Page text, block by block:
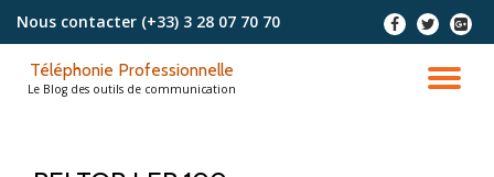
contenu
Nous contacter (+33) 3 28 07 70 70 - - -
Téléphonie Professionnelle
Le Blog des outils de communication